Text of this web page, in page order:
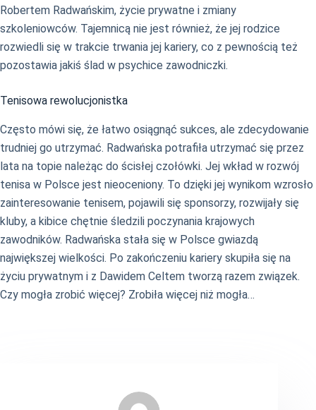
Robertem Radwańskim, życie prywatne i zmiany
szkoleniowców. Tajemnicą nie jest również, że jej rodzice
rozwiedli się w trakcie trwania jej kariery, co z pewnością też
pozostawia jakiś ślad w psychice zawodniczki.
Tenisowa rewolucjonistka
Często mówi się, że łatwo osiągnąć sukces, ale zdecydowanie
trudniej go utrzymać. Radwańska potrafiła utrzymać się przez
lata na topie należąc do ścisłej czołówki. Jej wkład w rozwój
tenisa w Polsce jest nieoceniony. To dzięki jej wynikom wzrosło
zainteresowanie tenisem, pojawili się sponsorzy, rozwijały się
kluby, a kibice chętnie śledzili poczynania krajowych
zawodników. Radwańska stała się w Polsce gwiazdą
największej wielkości. Po zakończeniu kariery skupiła się na
życiu prywatnym i z Dawidem Celtem tworzą razem związek.
Czy mogła zrobić więcej? Zrobiła więcej niż mogła…